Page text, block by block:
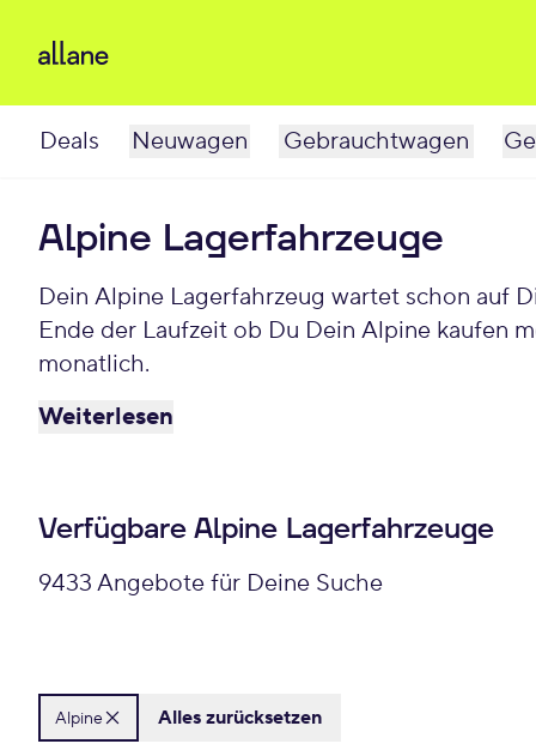
Deals Neuwagen Gebrauchtwagen
Alpine Lagerfahrzeuge
Dein Alpine Lagerfahrzeug wartet schon auf Dich. Bei Allane least Du Deinen Alpine für einen individuellen Zeitraum und entscheidest am
Ende der Laufzeit ob Du Dein Alpine kaufen
monatlich.
Weiterlesen
Verfügbare Alpine Lagerfahrzeuge
9433 Angebote für Deine Suche
Alpine Alles zurücksetzen